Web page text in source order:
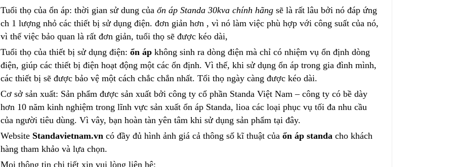
Tuổi thọ của ổn áp: thời gian sử dung của ổn áp Standa 30kva chính hãng sẽ là rất lâu bởi nó đáp ứng
ch 1 lượng nhỏ các thiết bị sử dụng điện. đơn giản hơn , vì nó làm việc phù hợp với công suất của nó,
vì thế việc bảo quan là rất đơn giản, tuổi thọ sẽ được kéo dài,
Tuổi thọ của thiết bị sử dụng điện: ổn áp không sinh ra dòng điện mà chỉ có nhiệm vụ ổn định dòng
điện, giúp các thiết bị điện hoạt động một các ổn định. Vì thế, khi sử dụng ổn áp trong gia đình mình,
các thiết bị sẽ được bảo vệ một cách chắc chắn nhất. Tổi thọ ngày càng được kéo dài.
Cơ sở sản xuất: Sản phẩm được sản xuất bởi công ty cổ phần Standa Việt Nam – công ty có bề dày
hơn 10 năm kinh nghiệm trong lĩnh vực sản xuất ổn áp Standa, lioa các loại phục vụ tối đa nhu cầu
của người tiêu dùng. Vì vây, bạn hoàn tàn yên tâm khi sử dụng sản phẩm tại đây.
Website Standavietnam.vn có đầy đủ hình ảnh giá cả thông số kĩ thuật của ổn áp standa cho khách
hàng tham khảo và lựa chọn.
Mọi thông tin chi tiết xin vui lòng liên hệ: